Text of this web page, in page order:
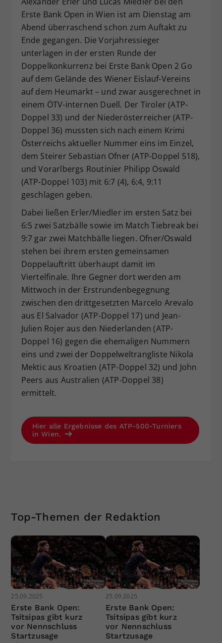
Erste Bank Open in Wien ist am Dienstag am
Abend überraschend schon zum Auftakt zu
Ende gegangen. Die Vorjahressieger
unterlagen in der ersten Runde der
Doppelkonkurrenz bei Erste Bank Open 2 Go
auf dem Gelände des Wiener Eislauf-Vereins
auf dem Heumarkt – und zwar ausgerechnet in
einem ÖTV-internen Duell. Der Tiroler (ATP-
Doppel 33) und der Niederösterreicher (ATP-
Doppel 36) mussten sich nach einem Krimi
Österreichs aktueller Nummer eins im Einzel,
dem Steirer Sebastian Ofner (ATP-Doppel 518),
und Vorarlbergs Routinier Philipp Oswald
(ATP-Doppel 103) mit 6:7 (4), 6:4, 9:11
geschlagen geben.
Dabei ließen Erler/Miedler im ersten Satz bei
6:5 zwei Satzbälle sowie im Match Tiebreak bei
9:7 gar zwei Matchbälle liegen. Ofner/Oswald
stehen bei ihrem ersten gemeinsamen
Doppelauftritt überhaupt damit im
Viertelfinale. Ihre Gegner dort werden am
Mittwoch in der Erstrundenbegegnung
zwischen den drittgesetzten Marcelo Arevalo
aus El Salvador (ATP-Doppel 17) und Jean-
Julien Rojer aus den Niederlanden (ATP-
Doppel 16) gegen die ehemaligen Nummern
eins und zwei der Doppelweltrangliste Nikola
Mektic aus Kroatien (ATP-Doppel 32) und John
Peers aus Australien (ATP-Doppel 38)
ermittelt.
Hier alle Ergebnisse des ATP-500-Turniers
in Wien.
Top-Themen der Redaktion
25.09.2025
Erste Bank Open:
Tsitsipas gibt kurz
vor Nennschluss
Startzusage
25.09.2025
Erste Bank Open:
Tsitsipas gibt kurz
vor Nennschluss
Startzusage
Zweck
Dieser Wert speichert Ihre Consent-
Einstellungen. Unter anderem eine
historische Speicherung Ihrer
vorgenommen Einstellungen, falls der
Webseiten-Betreiber dies eingestellt
hat.